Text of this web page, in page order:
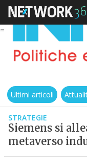
Ultimi articoli
STRATEGIE
Siemens si
metaverso